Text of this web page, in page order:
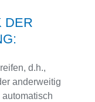
DER
d.h.,
anderweitig
automatisch